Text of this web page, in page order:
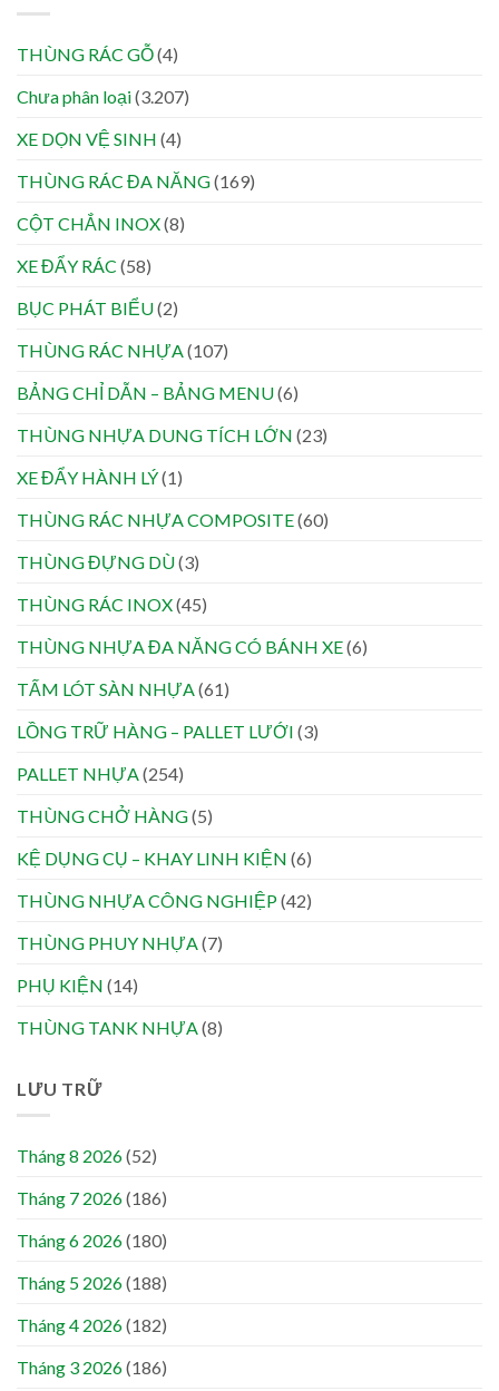
THÙNG RÁC GỖ(4)
Chưa phân loại(3.207)
XE DỌN VỆ SINH (4)
THÙNG RÁC ĐA NĂNG(169)
CỘT CHẮN INOX(8)
XE ĐẨY RÁC (58)
BỤC PHÁT BIỂU(2)
THÙNG RÁC NHỰA (107)
BẢNG CHỈ DẪN – BẢNG MENU(6)
THÙNG NHỰA DUNG TÍCH LỚN (23)
XE ĐẨY HÀNH LÝ(1)
THÙNG RÁC NHỰA COMPOSITE(60)
THÙNG ĐỰNG DÙ(3)
THÙNG RÁC INOX(45)
THÙNG NHỰA ĐA NĂNG CÓ BÁNH XE(6)
TẤM LÓT SÀN NHỰA (61)
LỒNG TRỮ HÀNG – PALLET LƯỚI (3)
PALLET NHỰA (254)
THÙNG CHỞ HÀNG(5)
KỆ DỤNG CỤ – KHAY LINH KIỆN (6)
THÙNG NHỰA CÔNG NGHIỆP(42)
THÙNG PHUY NHỰA (7)
PHỤ KIỆN (14)
THÙNG TANK NHỰA (8)
LƯU TRỮ
Tháng 8 2026(52)
Tháng 7 2026(186)
Tháng 6 2026(180)
Tháng 5 2026(188)
Tháng 4 2026(182)
Tháng 3 2026(186)